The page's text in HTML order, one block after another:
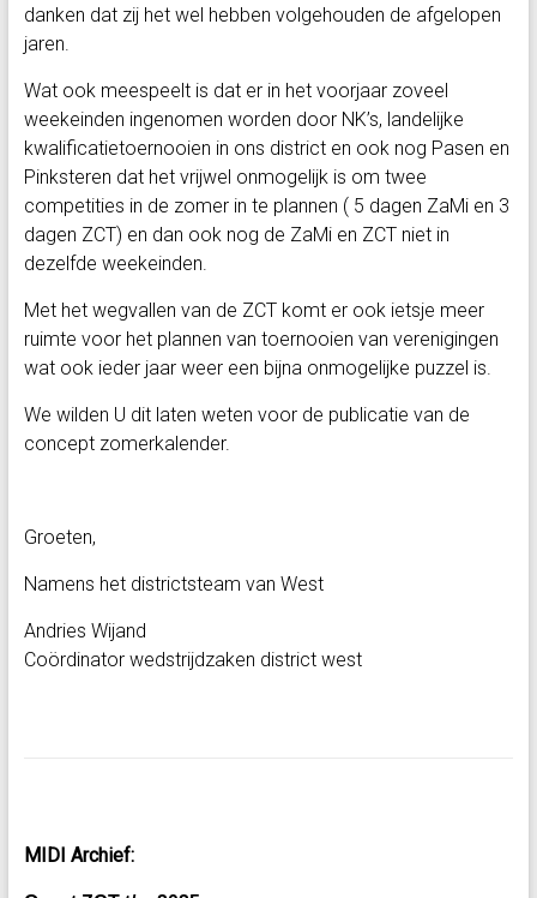
danken dat zij het wel hebben volgehouden de afgelopen
jaren.
Wat ook meespeelt is dat er in het voorjaar zoveel
weekeinden ingenomen worden door NK’s, landelijke
kwalificatietoernooien in ons district en ook nog Pasen en
Pinksteren dat het vrijwel onmogelijk is om twee
competities in de zomer in te plannen ( 5 dagen ZaMi en 3
dagen ZCT) en dan ook nog de ZaMi en ZCT niet in
dezelfde weekeinden.
Met het wegvallen van de ZCT komt er ook ietsje meer
ruimte voor het plannen van toernooien van verenigingen
wat ook ieder jaar weer een bijna onmogelijke puzzel is.
We wilden U dit laten weten voor de publicatie van de
concept zomerkalender.
Groeten,
Namens het districtsteam van West
Andries Wijand
Coördinator wedstrijdzaken district west
MIDI Archief: